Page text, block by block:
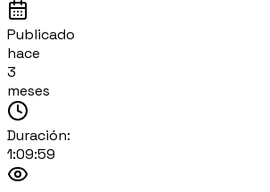
Publicado
hace
3
meses
Duración:
1:09:59